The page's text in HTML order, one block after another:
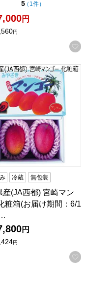
に登録する
5点（5点満点中）
（ 1件の評価
）
円
円
点】【お届け期間
に登録する
産(JA西都) 宮崎マン
冷蔵 無包装
産(JA西都) 宮崎マン
粧箱(お届け期間：6/1
円
円